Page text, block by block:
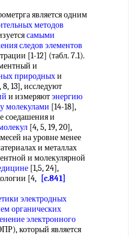
является одним
методов
самыми
следов элементов
[1-12] (табл. 7.1).
и
природныхи
13], исследуют
и измеряютэнергию
молекулами [14-18],
соедашения и
[4, 5, 19, 20],
на уровне менее
и металлах
и молекулярной
[1,5, 24],
[4, [c.841]
электродных
органических
электронного
который является